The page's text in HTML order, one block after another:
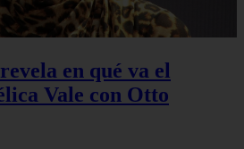
en qué va el
Vale con Otto